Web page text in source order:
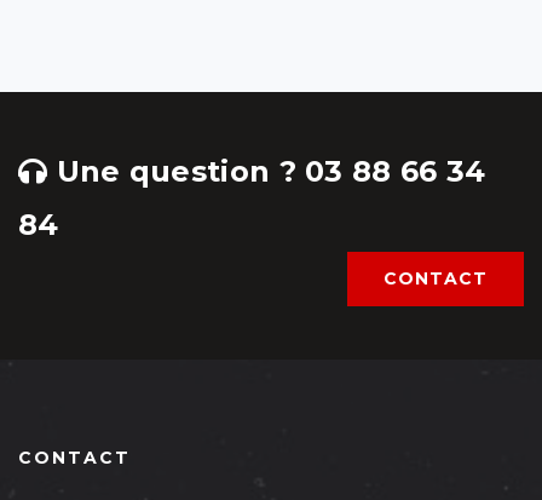
Une question ? 03 88 66 34
84
CONTACT
CONTACT